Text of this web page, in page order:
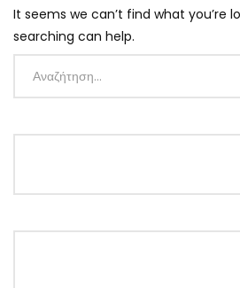
It seems we can’t find what you’re
searching can help.